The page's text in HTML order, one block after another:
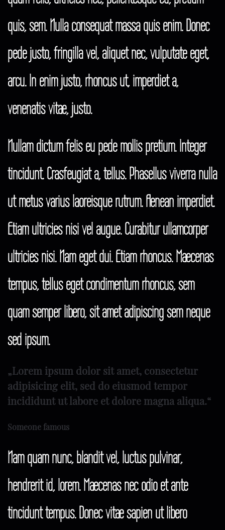
quis, sem. Nulla consequat massa quis enim. Donec
pede justo, fringilla vel, aliquet nec, vulputate eget,
arcu. In enim justo, rhoncus ut, imperdiet a,
venenatis vitae, justo.
Nullam dictum felis eu pede mollis pretium. Integer
tincidunt. Crasfeugiat a, tellus. Phasellus viverra nulla
ut metus varius laoreisque rutrum. Aenean imperdiet.
Etiam ultricies nisi vel augue. Curabitur ullamcorper
ultricies nisi. Nam eget dui. Etiam rhoncus. Maecenas
tempus, tellus eget condimentum rhoncus, sem
quam semper libero, sit amet adipiscing sem neque
sed ipsum.
„Lorem ipsum dolor sit amet, consectetur
adipisicing elit, sed do eiusmod tempor
incididunt ut labore et dolore magna aliqua.“
Someone famous
Nam quam nunc, blandit vel, luctus pulvinar,
hendrerit id, lorem. Maecenas nec odio et ante
tincidunt tempus. Donec vitae sapien ut libero